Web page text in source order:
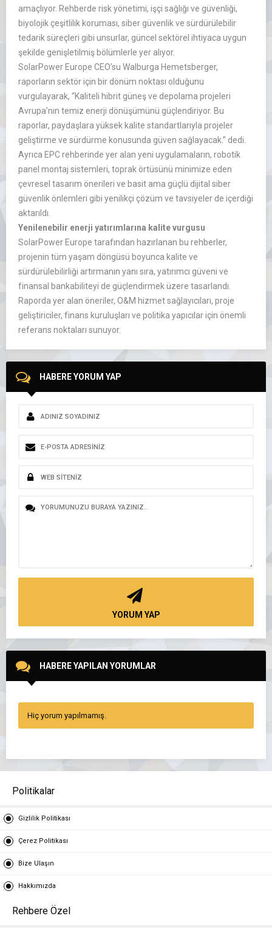
amaçlıyor. Rehberde risk yönetimi, işçi sağlığı ve güvenliği,
biyolojik çeşitlilik koruması, siber güvenlik ve sürdürülebilir
tedarik süreçleri gibi unsurlar, güncel sektörel ihtiyaca uygun
şekilde genişletilmiş bölümlerle yer alıyor.
SolarPower Europe CEO’su Walburga Hemetsberger,
raporların sektör için bir dönüm noktası olduğunu
vurgulayarak, “Kaliteli hibrit güneş ve depolama projeleri
Avrupa’nın temiz enerji dönüşümünü güçlendiriyor. Bu
raporlar, paydaşlara yüksek kalite standartlarıyla projeler
geliştirme ve sürdürme konusunda güven sağlayacak.” dedi.
Ayrıca EPC rehberinde yer alan yeni uygulamaların, robotik
panel montaj sistemleri, toprak örtüsünü minimize eden
çevresel tasarım önerileri ve basit ama güçlü dijital siber
güvenlik önlemleri gibi yenilikçi çözüm ve tavsiyeler de içerdiği
aktarıldı.
Yenilenebilir enerji yatırımlarına kalite vurgusu
SolarPower Europe tarafından hazırlanan bu rehberler,
projenin tüm yaşam döngüsü boyunca kalite ve
sürdürülebilirliği artırmanın yanı sıra, yatırımcı güveni ve
finansal bankabiliteyi de güçlendirmek üzere tasarlandı.
Raporda yer alan öneriler, O&M hizmet sağlayıcıları, proje
geliştiriciler, finans kuruluşları ve politika yapıcılar için önemli
referans noktaları sunuyor.
HABERE YORUM YAP
YORUM YAP
HABERE YAPILAN YORUMLAR
Hiç yorum yapılmamış.
Politikalar
Gizlilik Politikası
Çerez Politikası
Bize Ulaşın
Hakkımızda
Rehbere Özel